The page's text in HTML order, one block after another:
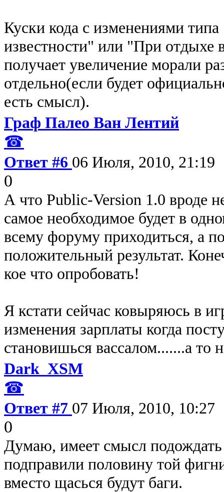
Куски кода с изменениями
известности" или "При отдыхе
получает увеличение морали
отдельно(если будет
есть смысл).
Граф Палео Ван Лентий
☎
Ответ #6 06 Июля, 2010, 21:19
0
А что Public-Version 1.0 вроде
самое необходимое будет в
всему форуму приходиться, а
положительный результат.
кое что опробовать!
Я кстати сейчас ковыряюсь в
изменения зарплаты когда
становишься вассалом.......а то
Dark_XSM
☎
Ответ #7 07 Июля, 2010, 10:27
0
Думаю, имеет смысл
подправили половину той
вместо щасься будут баги.